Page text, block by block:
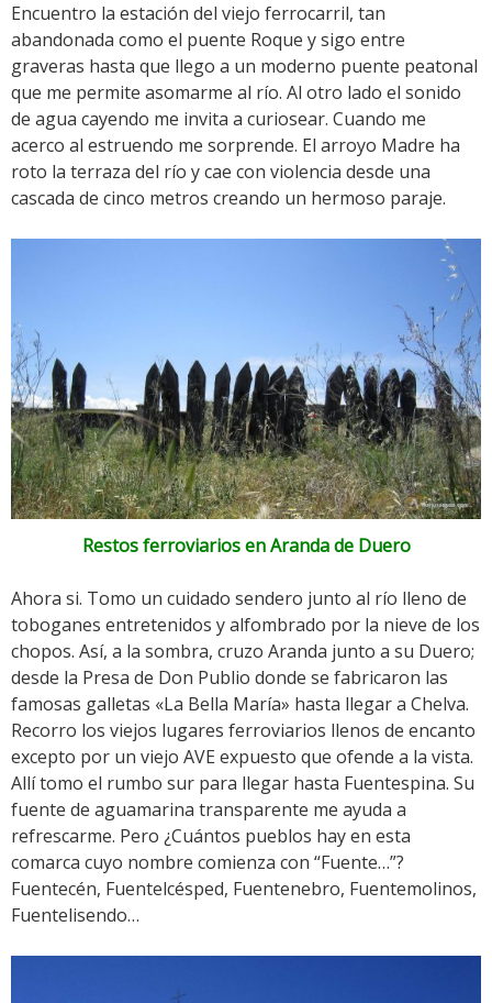
Encuentro la estación del viejo ferrocarril, tan
abandonada como el puente Roque y sigo entre
graveras hasta que llego a un moderno puente peatonal
que me permite asomarme al río. Al otro lado el sonido
de agua cayendo me invita a curiosear. Cuando me
acerco al estruendo me sorprende. El arroyo Madre ha
roto la terraza del río y cae con violencia desde una
cascada de cinco metros creando un hermoso paraje.
Restos ferroviarios en Aranda de Duero
Ahora si. Tomo un cuidado sendero junto al río lleno de
toboganes entretenidos y alfombrado por la nieve de los
chopos. Así, a la sombra, cruzo Aranda junto a su Duero;
desde la Presa de Don Publio donde se fabricaron las
famosas galletas «La Bella María» hasta llegar a Chelva.
Recorro los viejos lugares ferroviarios llenos de encanto
excepto por un viejo AVE expuesto que ofende a la vista.
Allí tomo el rumbo sur para llegar hasta Fuentespina. Su
fuente de aguamarina transparente me ayuda a
refrescarme. Pero ¿Cuántos pueblos hay en esta
comarca cuyo nombre comienza con “Fuente…”?
Fuentecén, Fuentelcésped, Fuentenebro, Fuentemolinos,
Fuentelisendo…